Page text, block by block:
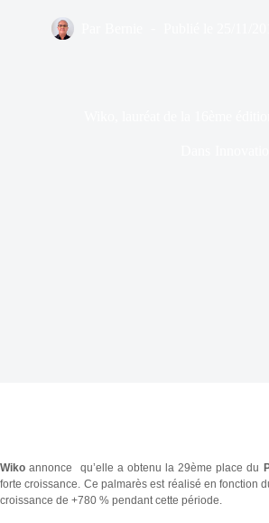
Wikoannonce qu’elle a obtenu la 29ème place du
forte croissance. Ce palmarès est réalisé en fonction
croissance de +780 % pendant cette période.